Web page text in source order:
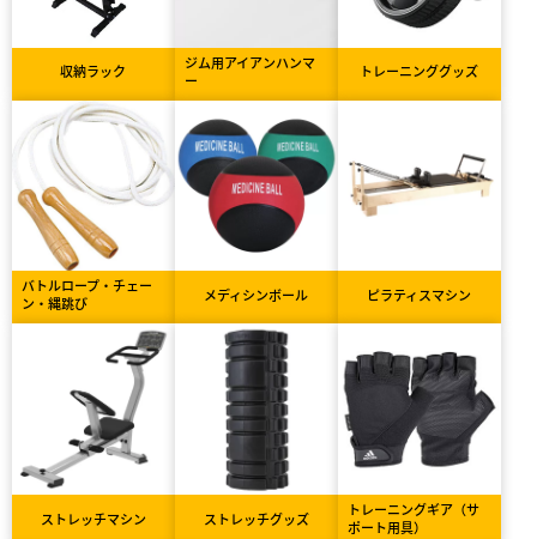
収納ラック
ジム用アイアンハンマ
ー
トレーニンググッズ
バトルロープ・チェー
ン・縄跳び
メディシンボール ピラティスマシン
ストレッチマシン ストレッチグッズ
トレーニングギア（サ
ポート用具）